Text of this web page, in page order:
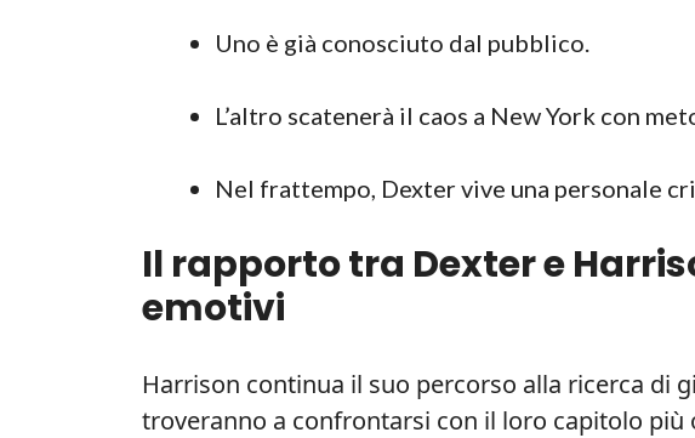
Uno è già conosciuto dal pubblico.
L’altro scatenerà il caos a New York con
Nel frattempo, Dexter vive una personale
Il rapporto tra Dexter e
emotivi
Harrison continua il suo percorso alla ricerca di
troveranno a confrontarsi con il loro capitolo più